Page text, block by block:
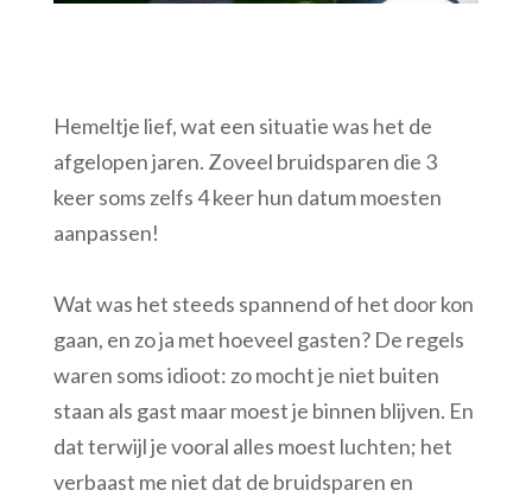
Hemeltje lief, wat een situatie was het de
afgelopen jaren. Zoveel bruidsparen die 3
keer soms zelfs 4 keer hun datum moesten
aanpassen!
Wat was het steeds spannend of het door kon
gaan, en zo ja met hoeveel gasten? De regels
waren soms idioot: zo mocht je niet buiten
staan als gast maar moest je binnen blijven. En
dat terwijl je vooral alles moest luchten; het
verbaast me niet dat de bruidsparen en